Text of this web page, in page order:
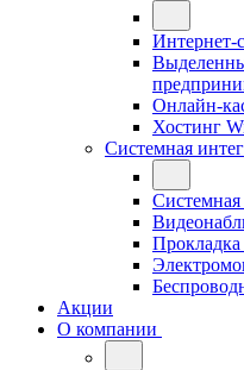
Интернет-
Онлайн-
Хостинг
Системная
Системная
Акции
О компании